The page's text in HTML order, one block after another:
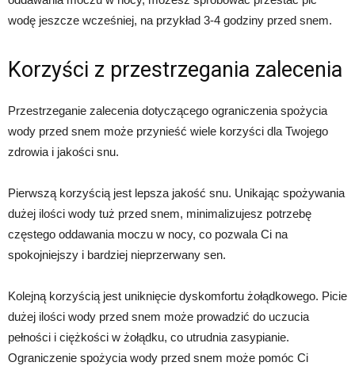
wodę jeszcze wcześniej, na przykład 3-4 godziny przed snem.
Korzyści z przestrzegania zalecenia
Przestrzeganie zalecenia dotyczącego ograniczenia spożycia
wody przed snem może przynieść wiele korzyści dla Twojego
zdrowia i jakości snu.
Pierwszą korzyścią jest lepsza jakość snu. Unikając spożywania
dużej ilości wody tuż przed snem, minimalizujesz potrzebę
częstego oddawania moczu w nocy, co pozwala Ci na
spokojniejszy i bardziej nieprzerwany sen.
Kolejną korzyścią jest uniknięcie dyskomfortu żołądkowego. Picie
dużej ilości wody przed snem może prowadzić do uczucia
pełności i ciężkości w żołądku, co utrudnia zasypianie.
Ograniczenie spożycia wody przed snem może pomóc Ci